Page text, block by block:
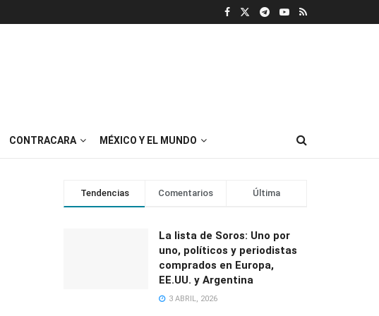
CONTRACARA MÉXICO Y EL MUNDO
Tendencias Comentarios Última
La lista de Soros: Uno por
uno, políticos y periodistas
comprados en Europa,
EE.UU. y Argentina
3 ABRIL, 2026